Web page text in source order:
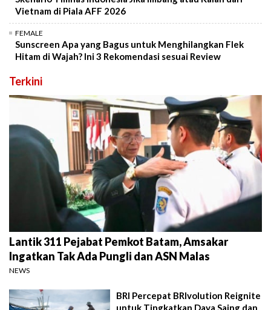
Vietnam di Piala AFF 2026
FEMALE
Sunscreen Apa yang Bagus untuk Menghilangkan Flek
Hitam di Wajah? Ini 3 Rekomendasi sesuai Review
Terkini
Lantik 311 Pejabat Pemkot Batam, Amsakar
Ingatkan Tak Ada Pungli dan ASN Malas
NEWS
BRI Percepat BRIvolution Reignite